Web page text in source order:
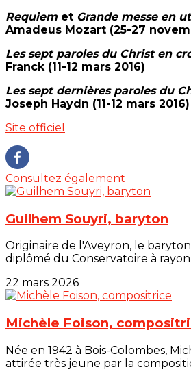
Requiem et Grande messe en ut
Amadeus Mozart (25-27
Les sept paroles du Christ en
Franck (11-12 mars 2016)
Les sept dernières paroles du
Joseph Haydn (11-12 mars 2016)
Site officiel
Consultez également
Guilhem Souyri, baryton
Originaire de l'Aveyron, le
diplômé du Conservatoire à
22 mars 2026
Michèle Foison,
Née en 1942 à Bois-Colombes,
attirée très jeune par la